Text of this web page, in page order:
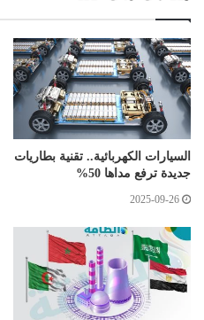
السيارات الكهربائية.. تقنية بطاريات
جديدة ترفع مداها 50%
2025-09-26